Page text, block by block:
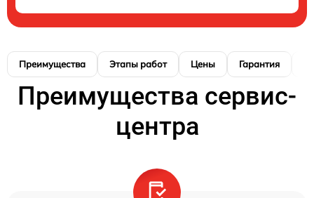
Преимущества Этапы работ Цены Гарантия
Преимущества сервис-
центра